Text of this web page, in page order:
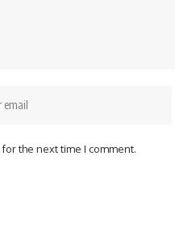
the next time I comment.